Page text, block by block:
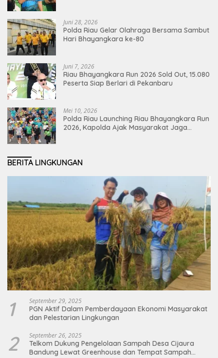
Juni 28, 2026
Polda Riau Gelar Olahraga Bersama Sambut
Hari Bhayangkara ke-80
Juni 7, 2026
Riau Bhayangkara Run 2026 Sold Out, 15.080
Peserta Siap Berlari di Pekanbaru
Mei 10, 2026
Polda Riau Launching Riau Bhayangkara Run
2026, Kapolda Ajak Masyarakat Jaga
BERITA LINGKUNGAN
1 September 29, 2025
PGN Aktif Dalam Pemberdayaan Ekonomi Masyarakat
dan Pelestarian Lingkungan
2 September 26, 2025
Telkom Dukung Pengelolaan Sampah Desa Cijaura
Bandung Lewat Greenhouse dan Tempat Sampah